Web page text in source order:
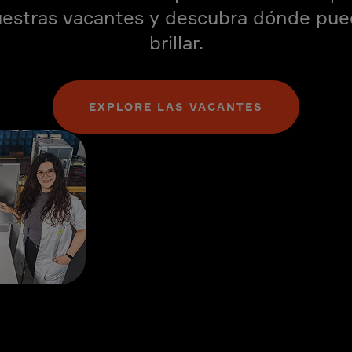
vacantes y descubra dónde
brillar.
EXPLORE LAS VACANTES